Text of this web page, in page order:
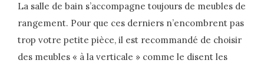
La salle de bain s’accompagne toujours de meubles de
rangement. Pour que ces derniers n’encombrent pas
trop votre petite pièce, il est recommandé de choisir
des meubles « à la verticale » comme le disent les